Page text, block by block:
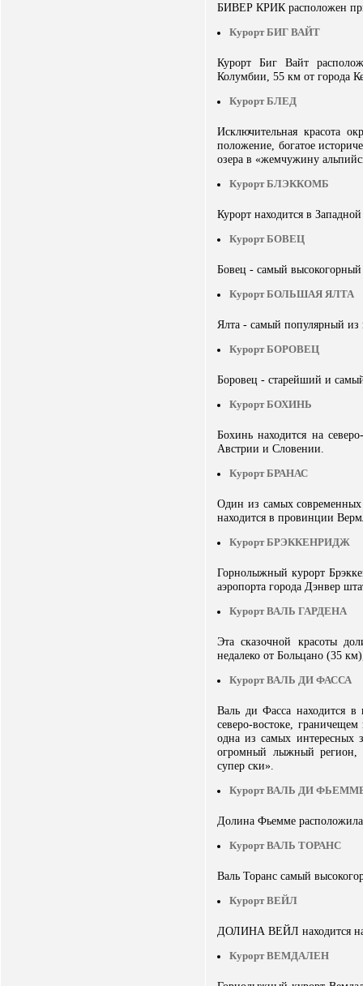
БИВЕР КРИК расположен
Курорт БИГ ВАЙТ
Курорт Биг Вайт
Колумбии, 55 км от города
Курорт БЛЕД
Исключительная красота
положение, богатое
озера в «жемчужину
Курорт БЛЭККОМБ
Курорт находится в
Курорт БОВЕЦ
Бовец - самый
Курорт БОЛЬШАЯ ЯЛТА
Ялта - самый популярный из
Курорт БОРОВЕЦ
Боровец - старейший и
Курорт БОХИНЬ
Бохинь находится на
Австрии и Словении.
Курорт БРАНАС
Один из самых
находится в провинции
Курорт БРЭККЕНРИДЖ
Горнолыжный курорт
аэропорта города Дэнвер
Курорт ВАЛЬ ГАРДЕНА
Эта сказочной красоты
недалеко от Больцано (35
Курорт ВАЛЬ ДИ ФАССА
Валь ди Фасса находится в
северо-востоке,
одна из самых интересных
огромный лыжный регион,
супер ски».
Курорт ВАЛЬ ДИ
Долина Фьемме
Курорт ВАЛЬ ТОРАНС
Валь Торанс самый
Курорт ВЕЙЛ
ДОЛИНА ВЕЙЛ находится на
Курорт ВЕМДАЛЕН